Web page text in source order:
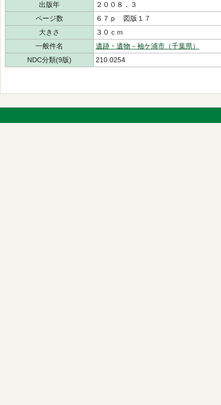
出版年
２００８．３
ページ数
６７ｐ 図版１７
大きさ
３０ｃｍ
一般件名
遺跡・遺物－袖ケ浦市（千葉県）
NDC分類(9版)
210.0254